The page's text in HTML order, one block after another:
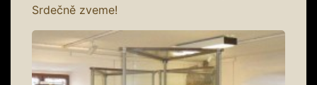
Srdečně zveme!